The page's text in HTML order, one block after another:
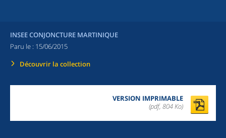
INSEE CONJONCTURE MARTINIQUE
Paru le : 15/06/2015
Découvrir la collection
VERSION IMPRIMABLE
(pdf, 804 Ko)